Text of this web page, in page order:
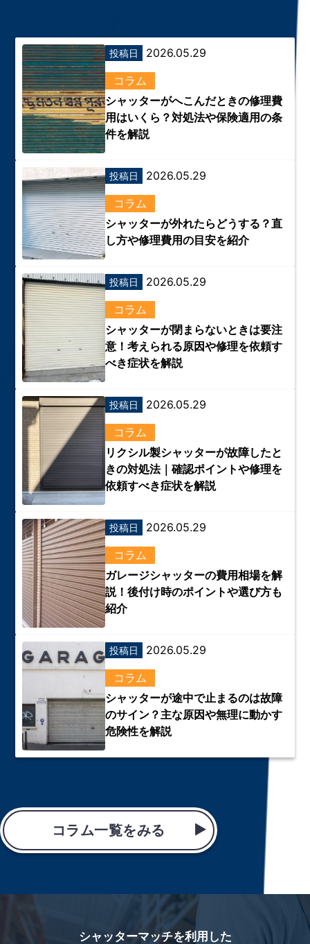
投稿日 2026.05.29
コラム
シャッターがへこんだときの修理費
用はいくら？対処法や保険適用の条
件を解説
投稿日 2026.05.29
コラム
シャッターが外れたらどうする？直
し方や修理費用の目安を紹介
投稿日 2026.05.29
コラム
シャッターが閉まらないときは要注
意！考えられる原因や修理を依頼す
べき症状を解説
投稿日 2026.05.29
コラム
リクシル製シャッターが故障したと
きの対処法｜確認ポイントや修理を
依頼すべき症状を解説
投稿日 2026.05.29
コラム
ガレージシャッターの費用相場を解
説！後付け時のポイントや選び方も
紹介
投稿日 2026.05.29
コラム
シャッターが途中で止まるのは故障
のサイン？主な原因や無理に動かす
危険性を解説
コラム一覧をみる
シャッターマッチを利用した